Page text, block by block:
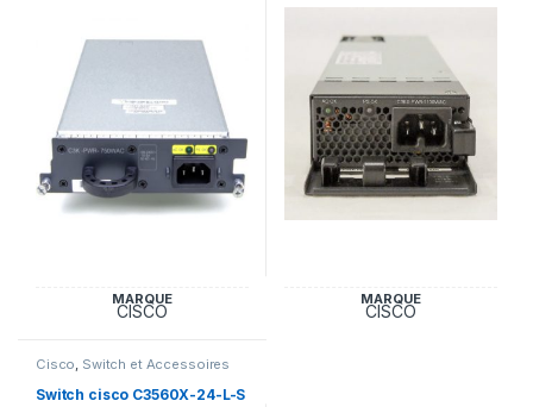
MARQUE
CISCO
MARQUE
CISCO
Cisco, Switch et Accessoires
Switch cisco C3560X-24-L-S